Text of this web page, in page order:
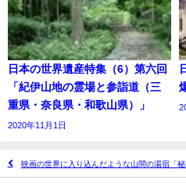
日本の世界遺産特集（6）第六回
「紀伊山地の霊場と参詣道（三
重県・奈良県・和歌山県）」
2020年11月1日
映画の世界に入り込んだような山間の湯宿「秘